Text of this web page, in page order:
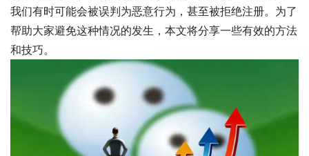
我们有时可能会被误判为恶意行为，甚至被拒绝注册。为了
帮助大家避免这种情况的发生，本文将分享一些有效的方法
和技巧。